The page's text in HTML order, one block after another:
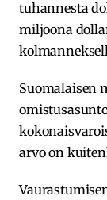
tuhannesta
miljoona
Suomalaisen
arvo on